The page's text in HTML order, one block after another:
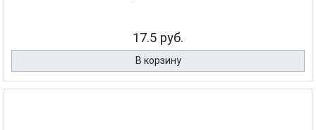
17.5 руб.
В корзину